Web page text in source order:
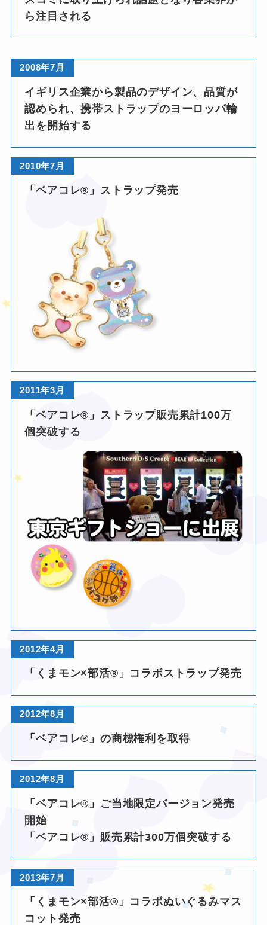
ら注目される
2008年7月
イギリス企業から製品のデザイン、品質が
認められ、携帯ストラップのヨーロッパ輸
出を開始する
2010年7月
「ベアコレ®」ストラップ発売
2011年3月
「ベアコレ®」ストラップ販売累計100万
個突破する
2012年4月
「くまモン×部活®」コラボストラップ発売
2012年8月
「ベアコレ®」の商標権利を取得
2012年8月
「ベアコレ®」ご当地限定バージョン発売
開始
「ベアコレ®」販売累計300万個突破する
2013年7月
「くまモン×部活®」コラボぬいぐるみマス
コット発売
❤
❤
❤
❤
❤
❤
★